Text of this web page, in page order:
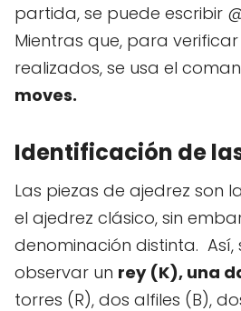
partida, se puede escribir
Mientras que, para
realizados, se usa el
moves.
Identificación de
Las piezas de ajedrez son
el ajedrez clásico, sin
denominación distinta. Así,
observar un rey (K), una
torres (R), dos alfiles (B),